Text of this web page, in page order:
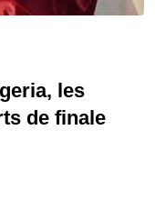
les
de finale